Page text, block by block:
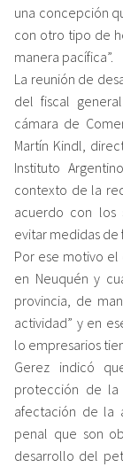
una concepción
con otro tipo de
manera pacífica”.
La reunión de
del fiscal
cámara de
Martín Kindl,
Instituto
contexto de la
acuerdo con los
evitar medidas de
Por ese motivo
en Neuquén y
provincia, de
actividad” y en
lo empresarios
Gerez indicó
protección de
afectación de la
penal que son
desarrollo del